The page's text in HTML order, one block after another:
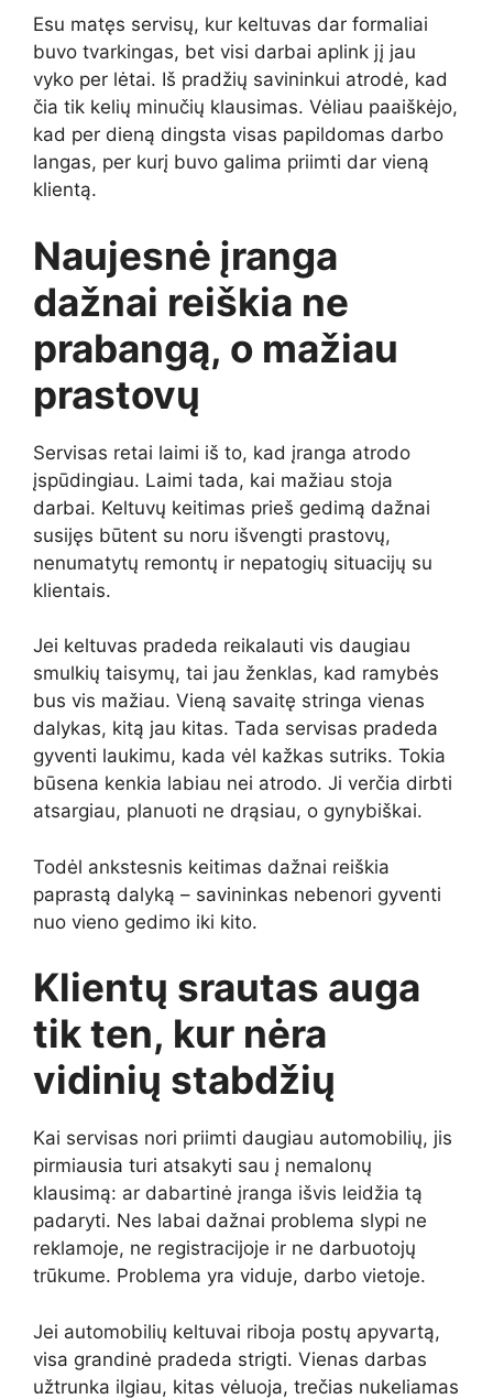
Esu matęs servisų, kur keltuvas dar formaliai
buvo tvarkingas, bet visi darbai aplink jį jau
vyko per lėtai. Iš pradžių savininkui atrodė, kad
čia tik kelių minučių klausimas. Vėliau paaiškėjo,
kad per dieną dingsta visas papildomas darbo
langas, per kurį buvo galima priimti dar vieną
klientą.
Naujesnė įranga
dažnai reiškia ne
prabangą, o mažiau
prastovų
Servisas retai laimi iš to, kad įranga atrodo
įspūdingiau. Laimi tada, kai mažiau stoja
darbai. Keltuvų keitimas prieš gedimą dažnai
susijęs būtent su noru išvengti prastovų,
nenumatytų remontų ir nepatogių situacijų su
klientais.
Jei keltuvas pradeda reikalauti vis daugiau
smulkių taisymų, tai jau ženklas, kad ramybės
bus vis mažiau. Vieną savaitę stringa vienas
dalykas, kitą jau kitas. Tada servisas pradeda
gyventi laukimu, kada vėl kažkas sutriks. Tokia
būsena kenkia labiau nei atrodo. Ji verčia dirbti
atsargiau, planuoti ne drąsiau, o gynybiškai.
Todėl ankstesnis keitimas dažnai reiškia
paprastą dalyką – savininkas nebenori gyventi
nuo vieno gedimo iki kito.
Klientų srautas auga
tik ten, kur nėra
vidinių stabdžių
Kai servisas nori priimti daugiau automobilių, jis
pirmiausia turi atsakyti sau į nemalonų
klausimą: ar dabartinė įranga išvis leidžia tą
padaryti. Nes labai dažnai problema slypi ne
reklamoje, ne registracijoje ir ne darbuotojų
trūkume. Problema yra viduje, darbo vietoje.
Jei automobilių keltuvai riboja postų apyvartą,
visa grandinė pradeda strigti. Vienas darbas
užtrunka ilgiau, kitas vėluoja, trečias nukeliamas